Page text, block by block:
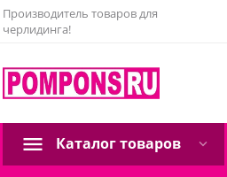
Производитель товаров для
черлидинга!
Каталог товаров